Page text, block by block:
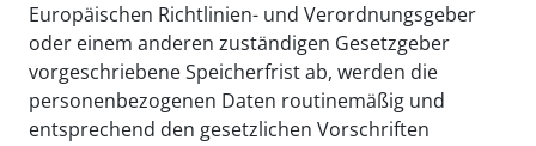
Europäischen Richtlinien- und Verordnungsgeber
oder einem anderen zuständigen Gesetzgeber
vorgeschriebene Speicherfrist ab, werden die
personenbezogenen Daten routinemäßig und
entsprechend den gesetzlichen Vorschriften